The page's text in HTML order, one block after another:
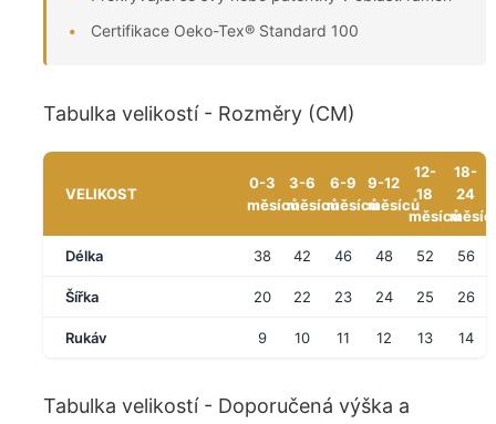
Certifikace Oeko-Tex® Standard 100
Tabulka velikostí - Rozměry (CM)
VELIKOST
0-3
měsíců
3-6
měsíců
6-9
měsíců
9-12
měsíců
12-
18
měsíců
18-
24
Délka 38 42 46 48 52 56
Šířka 20 22 23 24 25 26
Rukáv 9 10 11 12 13 14
Tabulka velikostí - Doporučená výška a